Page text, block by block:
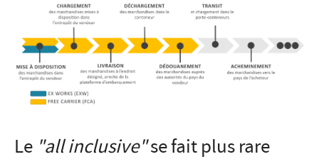
Le "all inclusive"se fait plus rare